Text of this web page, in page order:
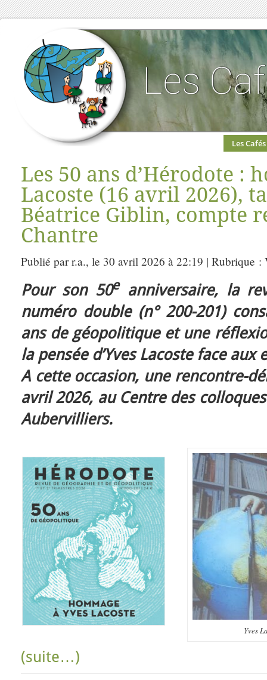
Les Cafés
Les 50 ans d’Hérodote :
Lacoste (16 avril 2026),
Béatrice Giblin, compte
Chantre
Publié par r.a., le 30 avril 2026 à 22:19 | Rubrique :
Pour son 50eanniversaire, la
numéro double (n° 200-201)
ans de géopolitique et une
la pensée d’Yves Lacoste face
A cette occasion, une rencontre-
avril 2026, au Centre des
Aubervilliers.
Yves
(suite…)